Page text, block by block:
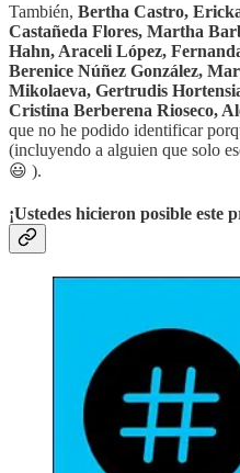
También, Bertha Castro,
Castañeda Flores, Martha
Hahn, Araceli López,
Berenice Núñez González,
Mikolaeva, Gertrudis
Cristina Berberena Rioseco,
que no he podido identificar
(incluyendo a alguien que solo
😃 ).
¡Ustedes hicieron posible este